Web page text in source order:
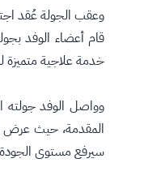
وعقب الجولة عُقد
قام أعضاء الوفد
خدمة علاجية متميزة
وواصل الوفد جولته
المقدمة، حيث عرض
سيرفع مستوى الجودة